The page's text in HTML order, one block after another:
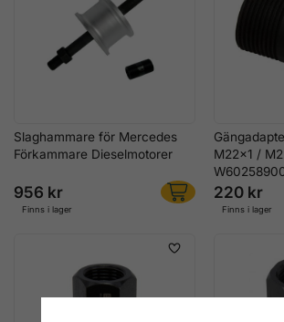
Slaghammare för Mercedes
Förkammare Dieselmotorer
956 kr
Finns i lager
M22x1 /
220 kr
Finns i lager